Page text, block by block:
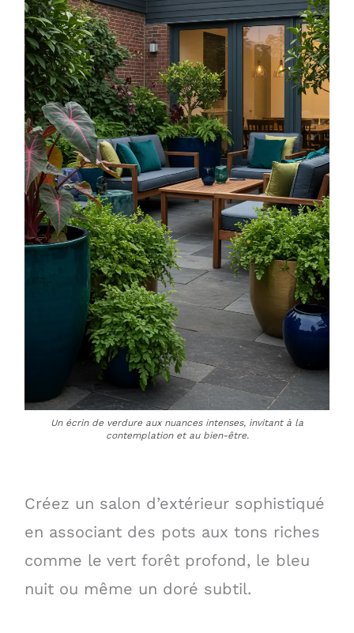
Un écrin de verdure aux nuances intenses, invitant à la
contemplation et au bien-être.
Créez un salon d’extérieur sophistiqué
en associant des pots aux tons riches
comme le vert forêt profond, le bleu
nuit ou même un doré subtil.